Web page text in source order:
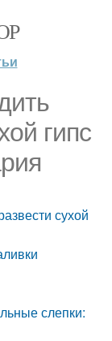
гипс
сухой
слепки: